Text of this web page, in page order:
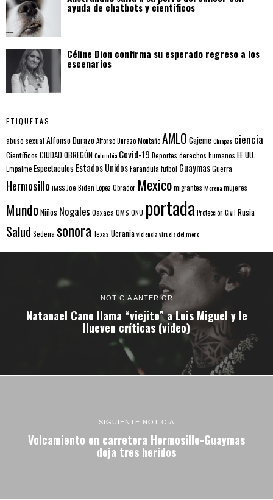
ayuda de chatbots y científicos
Céline Dion confirma su esperado regreso a los
escenarios
ETIQUETAS
abuso sexual Alfonso DurazoAlfonso Durazo MontañoAMLO CajemeChiapas ciencia
Científicos CIUDAD OBREGÓNColombia Covid-19 Deportes derechos humanos EE.UU.
EmpalmeEspectaculos Estados UnidosFarandulafutbol GuaymasGuerra
Hermosillo IMSS Joe Biden López Obrador Mexicomigrantes Morenamujeres
MundoNiños Nogales Oaxaca OMS ONU portada Protección Civil Rusia
Salud Sedena sonora Texas Ucraniaviolenciaviruela del mono
NOTICIA ANTERIOR
Natanael Cano llama “viejito” a Luis Miguel y le
llueven críticas (video)
SIGUIENTE NOTICIA
Volcamiento en carretera Hermosillo-Guaymas
deja tres heridos